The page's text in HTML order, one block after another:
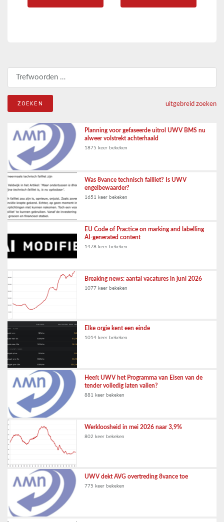
Zoeken naar:
uitgebreid zoeken
Planning voor gefaseerde uitrol UWV BMS nu
alweer volstrekt achterhaald
1875 keer bekeken
Was 8vance technisch failliet? Is UWV
engelbewaarder?
1651 keer bekeken
EU Code of Practice on marking and labelling
AI-generated content
1478 keer bekeken
Breaking news: aantal vacatures in juni 2026
1077 keer bekeken
Elke orgie kent een einde
1014 keer bekeken
Heeft UWV het Programma van Eisen van de
tender volledig laten vallen?
881 keer bekeken
Werkloosheid in mei 2026 naar 3,9%
802 keer bekeken
UWV dekt AVG overtreding 8vance toe
775 keer bekeken